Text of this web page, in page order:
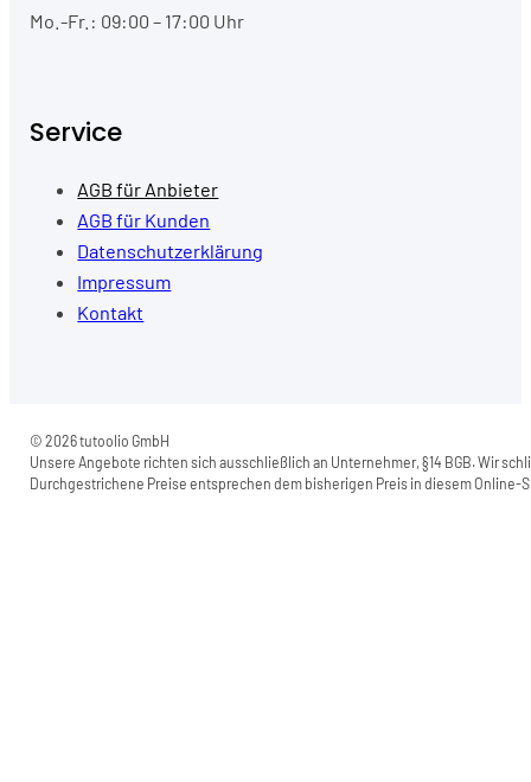
Mo.-Fr.: 09:00 – 17:00 Uhr
Service
AGB für Anbieter
AGB für Kunden
Datenschutzerklärung
Impressum
Kontakt
© 2026 tutoolio GmbH
Unsere Angebote richten sich ausschließlich an Unternehmer, §14 BGB. Wir
Durchgestrichene Preise entsprechen dem bisherigen Preis in diesem